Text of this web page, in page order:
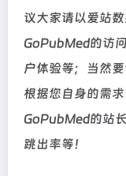
议大家请以爱站
GoPubMed的访
户体验等；当然
根据您自身的需
GoPubMed的站
跳出率等！